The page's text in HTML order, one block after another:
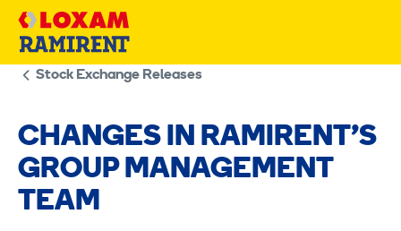
Skip
Stock Exchange Releases
CHANGES IN RAMIRENT’S
GROUP MANAGEMENT
TEAM